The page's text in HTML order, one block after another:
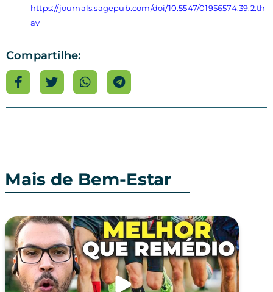
https://journals.sagepub.com/doi/10.5547/01956574.39.2.th
av
Compartilhe:
Mais de Bem-Estar